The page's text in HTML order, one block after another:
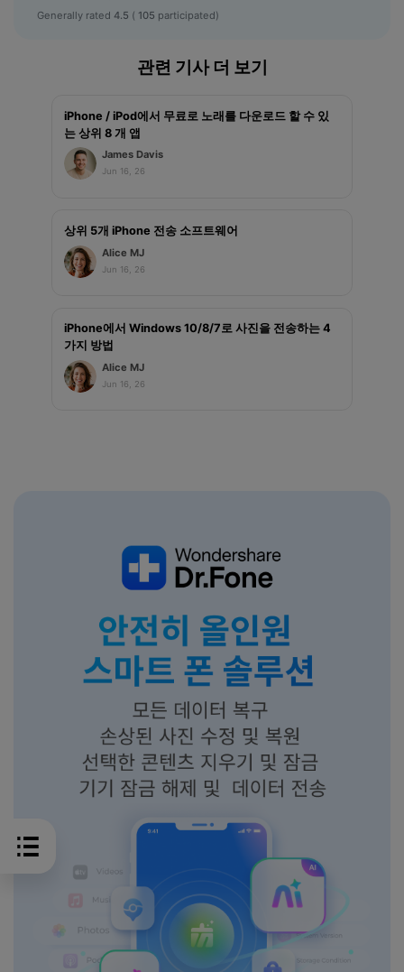
Generally rated 4.5 ( 105 participated)
관련 기사 더 보기
iPhone / iPod에서 무료로 노래를 다운로드 할 수 있
는 상위 8 개 앱
James Davis
Jun 16, 26
상위 5개 iPhone 전송 소프트웨어
Alice MJ
Jun 16, 26
iPhone에서 Windows 10/8/7로 사진을 전송하는 4
가지 방법
Alice MJ
Jun 16, 26